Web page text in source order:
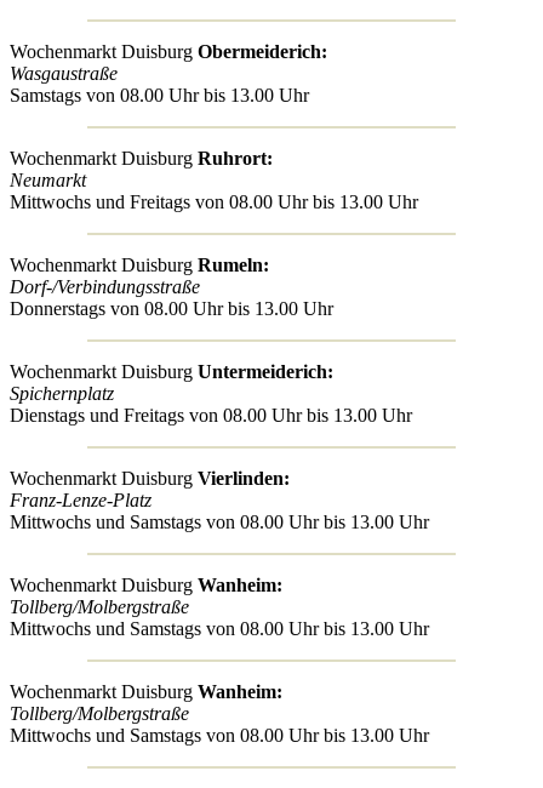
Wochenmarkt Duisburg Obermeiderich:
Wasgaustraße
Samstags von 08.00 Uhr bis 13.00 Uhr
Wochenmarkt Duisburg Ruhrort:
Neumarkt
Mittwochs und Freitags von 08.00 Uhr bis 13.00 Uhr
Wochenmarkt Duisburg Rumeln:
Dorf-/Verbindungsstraße
Donnerstags von 08.00 Uhr bis 13.00 Uhr
Wochenmarkt Duisburg Untermeiderich:
Spichernplatz
Dienstags und Freitags von 08.00 Uhr bis 13.00 Uhr
Wochenmarkt Duisburg Vierlinden:
Franz-Lenze-Platz
Mittwochs und Samstags von 08.00 Uhr bis 13.00 Uhr
Wochenmarkt Duisburg Wanheim:
Tollberg/Molbergstraße
Mittwochs und Samstags von 08.00 Uhr bis 13.00 Uhr
Wochenmarkt Duisburg Wanheim:
Tollberg/Molbergstraße
Mittwochs und Samstags von 08.00 Uhr bis 13.00 Uhr